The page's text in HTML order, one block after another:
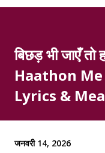
बिछड़ भी जाएँ तो
Haathon Me
Lyrics &
जनवरी 14, 2026